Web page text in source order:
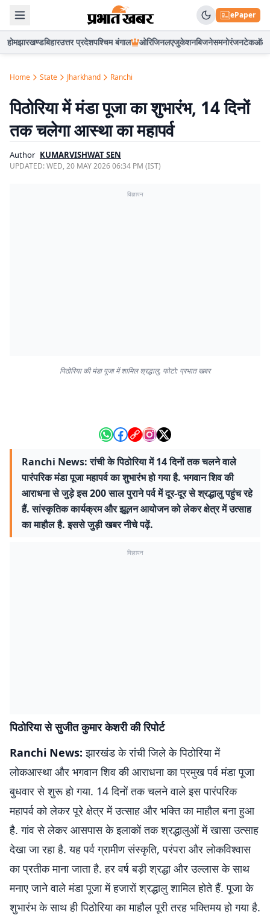
ePaper
होमझारखण्डबिहारउत्तर प्रदेशपश्चिम बंगाल ओरिजिनलएजुकेशनबिजनेसमनोरंजनटेकऑटो
Home State Jharkhand Ranchi
पिठोरिया में मंडा पूजा का शुभारंभ, 14 दिनों
तक चलेगा आस्था का महापर्व
Author KUMARVISHWAT SEN
UPDATED:WED, 20 MAY 2026 06:34 PM (IST)
विज्ञापन
पिठोरिया की मंडा पूजा में शामिल श्रद्धालु. फोटो: प्रभात खबर
Ranchi News: रांची के पिठोरिया में 14 दिनों तक चलने वाले
पारंपरिक मंडा पूजा महापर्व का शुभारंभ हो गया है. भगवान शिव की
आराधना से जुड़े इस 200 साल पुराने पर्व में दूर-दूर से श्रद्धालु पहुंच रहे
हैं. सांस्कृतिक कार्यक्रम और झूलन आयोजन को लेकर क्षेत्र में उत्साह
का माहौल है. इससे जुड़ी खबर नीचे पढ़ें.
विज्ञापन
पिठोरिया से सुजीत कुमार केशरी की रिपोर्ट
Ranchi News:झारखंड के रांची जिले के पिठोरिया में
लोकआस्था और भगवान शिव की आराधना का प्रमुख पर्व मंडा पूजा
बुधवार से शुरू हो गया. 14 दिनों तक चलने वाले इस पारंपरिक
महापर्व को लेकर पूरे क्षेत्र में उत्साह और भक्ति का माहौल बना हुआ
है. गांव से लेकर आसपास के इलाकों तक श्रद्धालुओं में खासा उत्साह
देखा जा रहा है. यह पर्व ग्रामीण संस्कृति, परंपरा और लोकविश्वास
का प्रतीक माना जाता है. हर वर्ष बड़ी श्रद्धा और उल्लास के साथ
मनाए जाने वाले मंडा पूजा में हजारों श्रद्धालु शामिल होते हैं. पूजा के
शुभारंभ के साथ ही पिठोरिया का माहौल पूरी तरह भक्तिमय हो गया है.